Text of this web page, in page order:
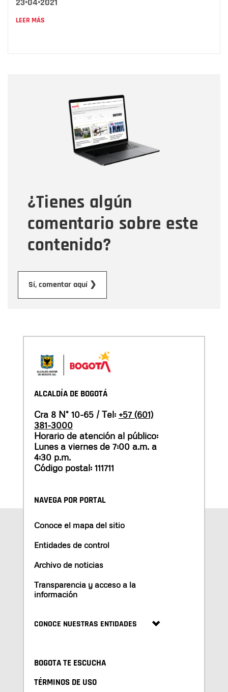
23•04•2021
LEER MÁS
¿Tienes algún
comentario sobre este
contenido?
Sí, comentar aquí ❯
Correo electrónico
Tipo de comentario
Mensaje
ALCALDÍA DE BOGOTÁ
Cra 8 N° 10-65 / Tel: +57 (601)
381-3000
Horario de atención al público:
Lunes a viernes de 7:00 a.m. a
4:30 p.m.
Código postal: 111711
NAVEGA POR PORTAL
Conoce el mapa del sitio
Entidades de control
Archivo de noticias
Transparencia y acceso a la
información
CONOCE NUESTRAS ENTIDADES
BOGOTA TE ESCUCHA
TÉRMINOS DE USO